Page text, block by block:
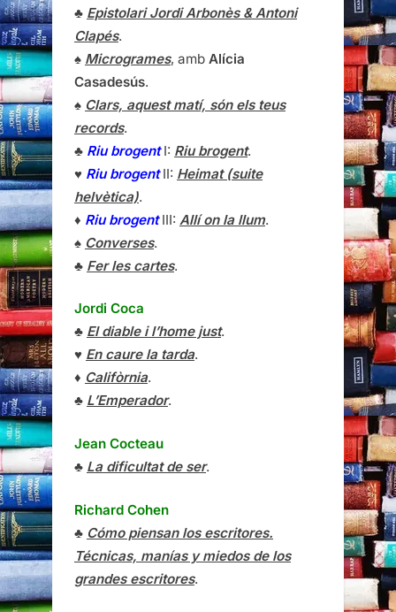
♣ Epistolari Jordi Arbonès & Antoni
Clapés.
♠ Microgrames, amb Alícia
Casadesús.
♠ Clars, aquest matí, són els teus
records.
♣ Riu brogentI: Riu brogent.
♥ Riu brogentII: Heimat (suite
helvètica).
♦ Riu brogentIII: Allí on la llum.
♠ Converses.
♣ Fer les cartes.
Jordi Coca
♣ El diable i l’home just.
♥ En caure la tarda.
♦ Califòrnia.
♣ L’Emperador.
Jean Cocteau
♣ La dificultat de ser.
Richard Cohen
♣ Cómo piensan los escritores.
Técnicas, manías y miedos de los
grandes escritores.